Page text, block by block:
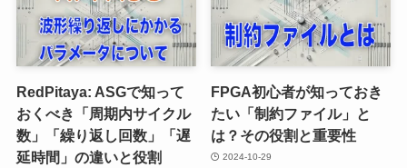
RedPitaya: ASGで知って
おくべき「周期内サイクル
数」「繰り返し回数」「遅
延時間」の違いと役割
FPGA初心者が知っておき
たい「制約ファイル」と
は？その役割と重要性
2024-10-29